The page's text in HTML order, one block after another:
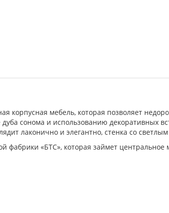
корпусная мебель, которая позволяет
сонома и использованию декоративных
лаконично и элегантно, стенка со
фабрики «БТС», которая займет